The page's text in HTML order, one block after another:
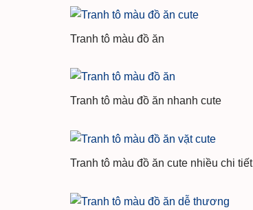
Tranh tô màu đồ ăn
Tranh tô màu đồ ăn nhanh cute
Tranh tô màu đồ ăn cute nhiều chi tiết